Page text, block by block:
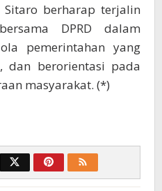
Sitaro berharap terjalin
DPRD dalam
pemerintahan yang
dan berorientasi pada
masyarakat. (*)